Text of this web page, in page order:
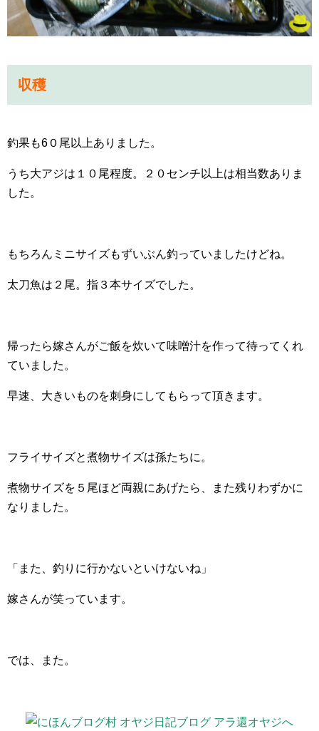
収穫
釣果も6０尾以上ありました。
うち大アジは１０尾程度。２０センチ以上は相当数ありま
した。
もちろんミニサイズもずいぶん釣っていましたけどね。
太刀魚は２尾。指３本サイズでした。
帰ったら嫁さんがご飯を炊いて味噌汁を作って待ってくれ
ていました。
早速、大きいものを刺身にしてもらって頂きます。
フライサイズと煮物サイズは孫たちに。
煮物サイズを５尾ほど両親にあげたら、また残りわずかに
なりました。
「また、釣りに行かないといけないね」
嫁さんが笑っています。
では、また。